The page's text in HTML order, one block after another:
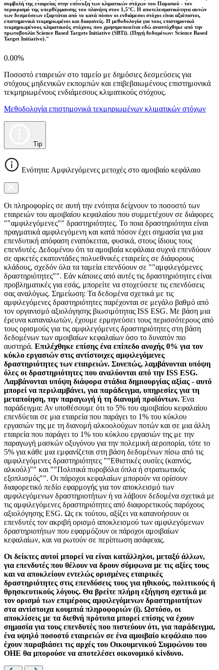
συμβολή της εταιρείας στην επίτευξη των κλιματικών στόχων του Παρισιού - τον
περιορισμό της υπερθέρμανσης του πλανήτη στον 1,5°C. Η αποτελεσματικότητα αυτών
των δεσμεύσεων εξαρτάται από το κατά πόσον οι ενδιάμεσοι στόχοι είναι αξιόπιστοι,
επιστημονικά τεκμηριωμένοι και διαφανείς. Η μεθοδολογία για τους επιστημονικά
τεκμηριωμένους κλιματικούς στόχους που χρησιμοποιείται εδώ αναπτύχθηκε από την
πρωτοβουλία Science Based Targets Initiative (SBTi). (Πηγή δεδομένων: Science Based
Target Initiative)."
0.00%
Ποσοστό εταιρειών στο ταμείο με δημόσιες δεσμεύσεις για
στόχους μηδενικών εκπομπών και επιβεβαιωμένους επιστημονικά
τεκμηριωμένους ενδιάμεσους κλιματικούς στόχους.
Μεθοδολογία επιστημονικά τεκμηριωμένων κλιματικών στόχων
Tip
Ενότητα: Αμφιλεγόμενες μετοχές στο αμοιβαίο κεφάλαιο
Οι πληροφορίες σε αυτή την ενότητα δείχνουν το ποσοστό των
εταιρειών του αμοιβαίου κεφαλαίου που συμμετέχουν σε διάφορες
""αμφιλεγόμενες"" δραστηριότητες. Το ποια δραστηριότητα είναι
πραγματικά αμφιλεγόμενη και κατά πόσον έχει σημασία για μια
επενδυτική απόφαση εναπόκειται, φυσικά, στους ίδιους τους
επενδυτές. Δεδομένου ότι τα αμοιβαία κεφάλαια συχνά επενδύουν
σε αρκετές εκατοντάδες πολυεθνικές εταιρείες σε διάφορους
κλάδους, σχεδόν όλα τα ταμεία επενδύουν σε ""αμφιλεγόμενες
δραστηριότητες"". Εάν κάποιες από αυτές τις δραστηριότητες είναι
προβληματικές για εσάς, μπορείτε να στοχεύσετε τις επενδύσεις
σας αναλόγως. Σημείωση: Τα δεδομένα σχετικά με τις
αμφιλεγόμενες δραστηριότητες παρέχονται σε μεγάλο βαθμό από
τον οργανισμό αξιολόγησης βιωσιμότητας ISS ESG. Με βάση μια
έρευνα καταναλωτών, έχουμε ερμηνεύσει τους περισσότερους από
τους ορισμούς για τις αμφιλεγόμενες δραστηριότητες στη βάση
δεδομένων των αμοιβαίων κεφαλαίων όσο το δυνατόν πιο
αυστηρά. Επιλέχθηκε επίσης ένα επίπεδο ανοχής 0% για τον
κύκλο εργασιών στις αντίστοιχες αμφιλεγόμενες
δραστηριότητες των εταιρειών. Συνεπώς, λαμβάνονται υπόψη
όλες οι δραστηριότητες που αναλύονται από την ISS ESG.
Λαμβάνονται υπόψη διάφορα στάδια δημιουργίας αξίας - αυτό
μπορεί να περιλαμβάνει, για παράδειγμα, υπηρεσίες για τη
μεταποίηση, την παραγωγή ή τη διανομή προϊόντων.Ένα
παράδειγμα: Αν υποθέσουμε ότι το 5% του αμοιβαίου κεφαλαίου
επενδύεται σε μια εταιρεία που παράγει το 1% του κύκλου
εργασιών της με τη διανομή αλκοολούχων ποτών και σε μια άλλη
εταιρεία που παράγει το 1% του κύκλου εργασιών της με την
παραγωγή μασκών οξυγόνου για την πολεμική αεροπορία, τότε το
5% για κάθε μια εμφανίζεται στη βάση δεδομένων πίσω από τις
αμφιλεγόμενες δραστηριότητες ""Εθιστικές ουσίες (καπνός,
αλκοόλ)"" και ""Πολιτικά πυροβόλα όπλα ή στρατιωτικός
εξοπλισμός"". Οι πάροχοι κεφαλαίων μπορούν να ορίσουν
διαφορετικό πεδίο εφαρμογής για τον αποκλεισμό των
αμφιλεγόμενων δραστηριοτήτων ή να λάβουν δεδομένα σχετικά με
τις αμφιλεγόμενες δραστηριότητες από διαφορετικούς παρόχους
αξιολόγησης ESG. Ως εκ τούτου, αξίζει να κατανοήσουν οι
επενδυτές τον ακριβή ορισμό αποκλεισμού των αμφιλεγόμενων
δραστηριοτήτων που εφαρμόζουν οι πάροχοι αμοιβαίων
κεφαλαίων, και να ρωτούν σε περίπτωση ασάφειας.
Οι δείκτες αυτοί μπορεί να είναι κατάλληλοι, μεταξύ άλλων,
για επενδυτές που θέλουν να δρουν σύμφωνα με τις αξίες τους
και να αποκλείουν εντελώς ορισμένες εταιρικές
δραστηριότητες στις επενδύσεις τους για ηθικούς, πολιτικούς ή
θρησκευτικούς λόγους. Θα βρείτε πλήρη εξήγηση σχετικά με
τον ορισμό των επιμέρους αμφιλεγόμενων δραστηριοτήτων
στα αντίστοιχα κουμπιά πληροφοριών (i). Ωστόσο, οι
αποκλίσεις με τα διεθνή πρότυπα μπορεί επίσης να έχουν
σημασία για τους επενδυτές που πιστεύουν ότι, για παράδειγμα,
ένα υψηλό ποσοστό εταιρειών σε ένα αμοιβαίο κεφάλαιο που
έχουν παραβιάσει τις αρχές του Οικουμενικού Συμφώνου του
ΟΗΕ θα μπορούσε να αποτελέσει οικονομικό κίνδυνο.